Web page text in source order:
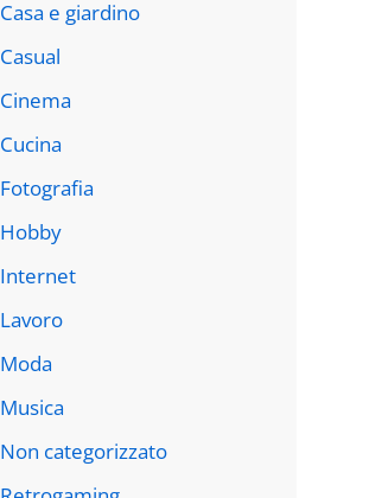
Casa e giardino
Casual
Cinema
Cucina
Fotografia
Hobby
Internet
Lavoro
Moda
Musica
Non categorizzato